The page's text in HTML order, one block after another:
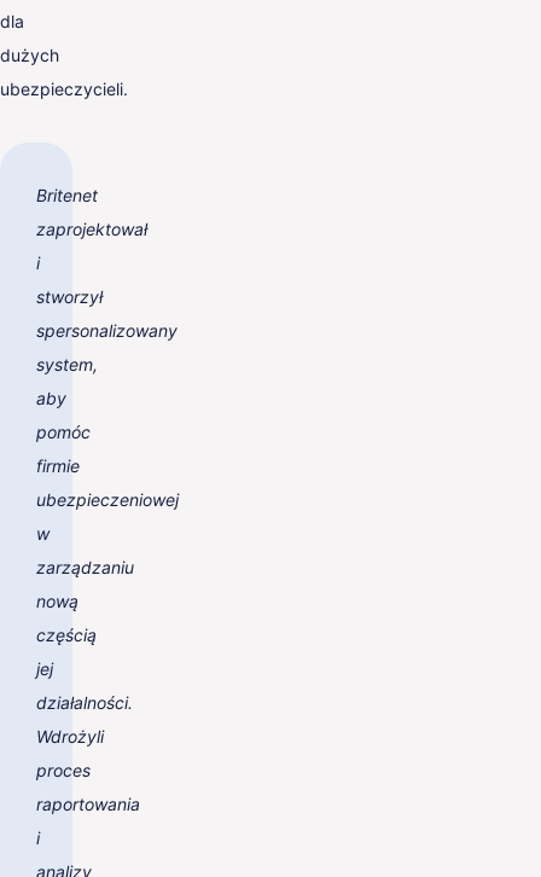
dla
dużych
ubezpieczycieli.
Britenet
zaprojektował
i
stworzył
spersonalizowany
system,
aby
pomóc
firmie
ubezpieczeniowej
w
zarządzaniu
nową
częścią
jej
działalności.
Wdrożyli
proces
raportowania
i
analizy